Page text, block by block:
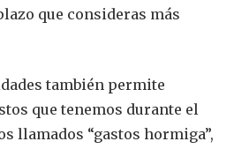
que consideras más
también permite
que tenemos durante el
llamados “gastos hormiga”,